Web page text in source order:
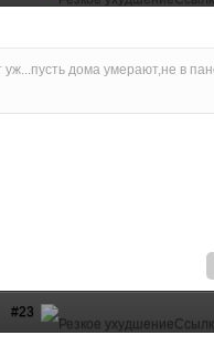
уж...пусть дома умерают,не в
#23